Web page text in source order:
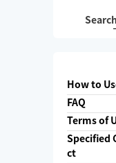
How to
FAQ
Terms of
Specified
ct